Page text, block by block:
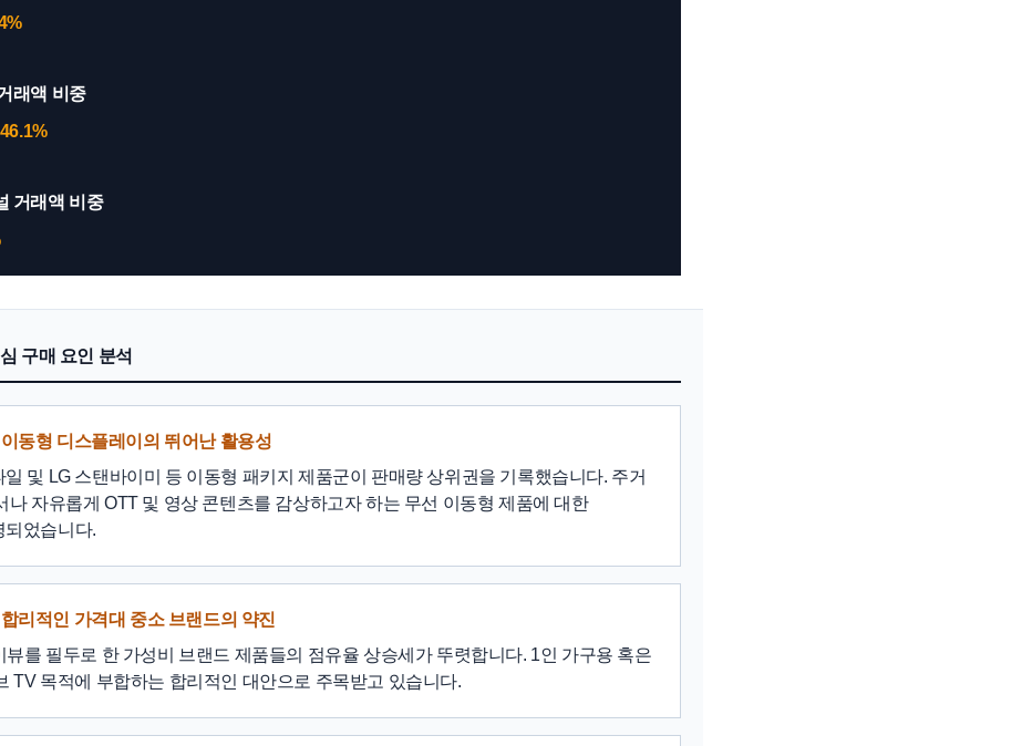
래액 비중
거래액 비중
구매 요인 분석
동형 디스플레이의 뛰어난 활용성
및 LG 스탠바이미 등 이동형 패키지 제품군이 판매량 상위권을 기록했습니다. 주거
나 자유롭게 OTT 및 영상 콘텐츠를 감상하고자 하는 무선 이동형 제품에 대한
되었습니다.
리적인 가격대 중소 브랜드의 약진
뷰를 필두로 한 가성비 브랜드 제품들의 점유율 상승세가 뚜렷합니다. 1인 가구용 혹은
TV 목적에 부합하는 합리적인 대안으로 주목받고 있습니다.